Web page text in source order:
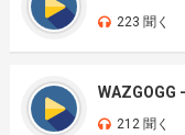
223 聞く
WAZGOGG
212 聞く